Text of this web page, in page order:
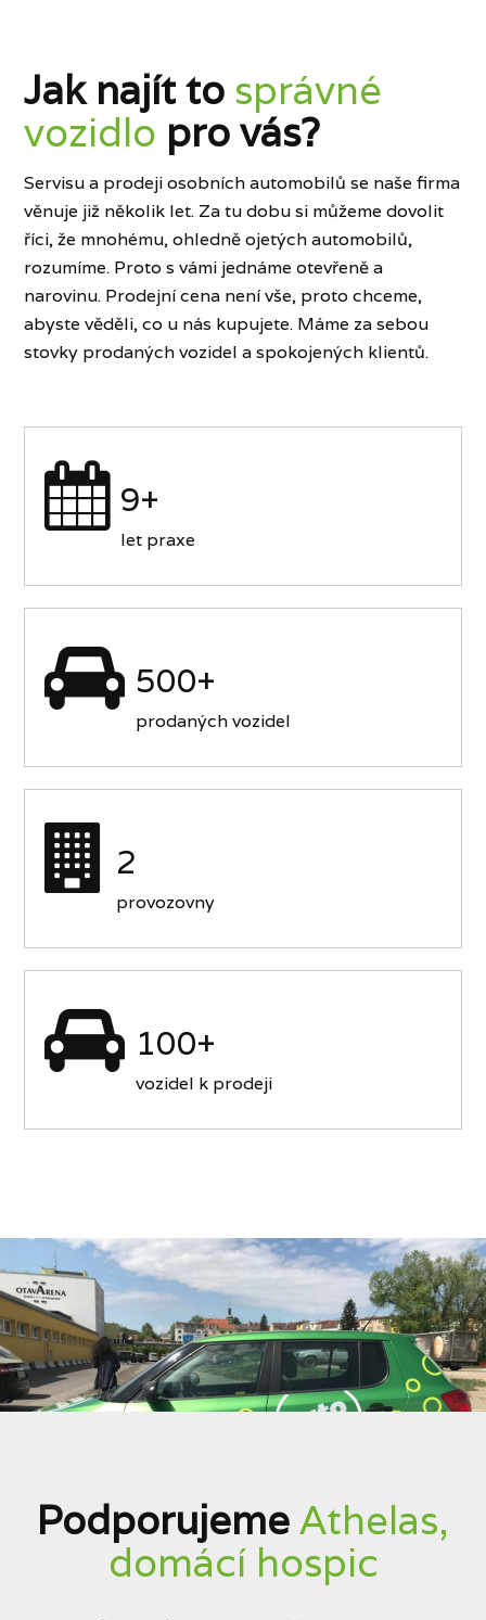
Jak najít to správné
vozidlo pro vás?
Servisu a prodeji osobních automobilů se naše firma
věnuje již několik let. Za tu dobu si můžeme dovolit
říci, že mnohému, ohledně ojetých automobilů,
rozumíme. Proto s vámi jednáme otevřeně a
narovinu. Prodejní cena není vše, proto chceme,
abyste věděli, co u nás kupujete. Máme za sebou
stovky prodaných vozidel a spokojených klientů.
9+
let praxe
500+
prodaných vozidel
2
provozovny
100+
vozidel k prodeji
PodporujemeAthelas,
domácí hospic